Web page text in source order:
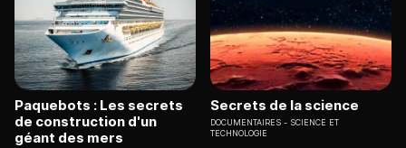
Paquebots : Les secrets
de construction d'un
géant des mers
Secrets de la science
DOCUMENTAIRES
SCIENCE ET
TECHNOLOGIE